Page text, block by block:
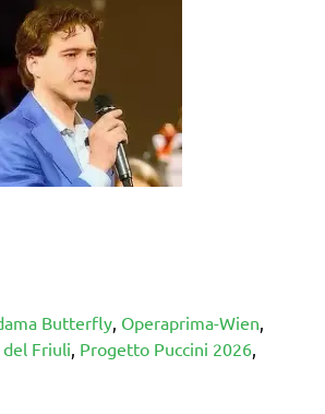
Butterfly, Operaprima-Wien,
Friuli, Progetto Puccini 2026,